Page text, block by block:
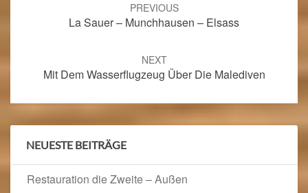
PREVIOUS
La Sauer – Munchhausen – Elsass
NEXT
Mit Dem Wasserflugzeug Über Die Malediven
NEUESTE BEITRÄGE
Restauration die Zweite – Außen